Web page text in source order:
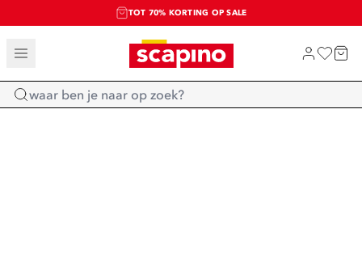
TOT 70% KORTING OP SALE
SALE: LAATSTE KANS!
SHOP NIEUW
Home